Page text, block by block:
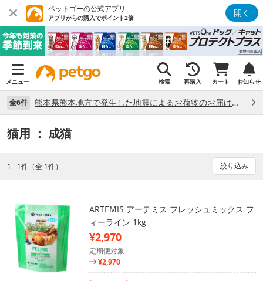
ペットゴーの公式アプリ
アプリからの購入でポイント2倍 開く
メニュー 検索 再購入 カート お知らせ
全6件 熊本県熊本地方で発生した地震によるお荷物のお届け状況について （7/28）
猫用 ： 成猫
1 - 1件（全 1件） 絞り込み
ARTEMIS アーテミス フレッシュミックス フ
ィーライン 1kg
¥2,970
定期便対象
¥2,970